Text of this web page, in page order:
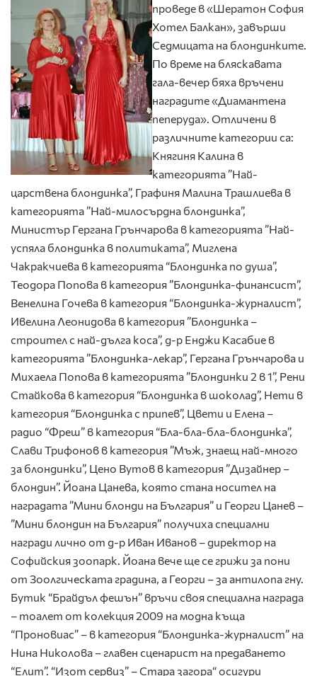
проведе в «Шератон София
Хотел Балкан», завърши
Седмицата на блондинките.
По време на бляскавата
гала-вечер бяха връчени
наградите «Диамантена
пеперуда». Отличени в
различните категории са:
Княгиня Калина в
категорията ”Най-
царствена блондинка”, Графиня Малина Трашлиева в
категорията ”Най-милосърдна блондинка”,
Министър Гергана Грънчарова в категорията ”Най-
успяла блондинка в политиката”, Миглена
Чакракчиева в категорията “Блондинка по душа”,
Теодора Попова в категория ”Блондинка-финансист”,
Венелина Гочева в категория “Блондинка-журналист”,
Ивелина Леонидова в категория ”Блондинка –
строител с най-дълга коса”, д-р Енджи Касабие в
категорията ”Блондинка-лекар”, Гергана Грънчарова и
Михаела Попова в категорията ”Блондинки 2 в 1”, Рени
Стайкова в категория “Блондинка в шоколад”, Нети в
категория “Блондинка с припев”, Цвети и Елена –
радио “Фреш” в категория “Бла-бла-бла-блондинка”,
Слави Трифонов в категория ”Мъж, знаещ най-много
за блондинки”, Цено Вутов в категория ”Дизайнер –
блондин”. Йоана Цанева, която стана носител на
наградата ”Мини блонди на България” и Георги Цанев –
”Мини блондин на България” получиха специални
награди лично от д-р Иван Иванов – директор на
Софийския зоопарк. Йоана вече ще се грижи за пони
от Зоолгическата градина, а Георги – за антилопа гну.
Бутик “Брайдъл фешън” връчи своя специална награда
– тоалет от колекция 2009 на модна къща
“Проновиас” – в категория “Блондинка-журналист” на
Нина Николова – главен сценарист на предаването
“Елит”. “Изот сервиз” – Стара загора“ осигури